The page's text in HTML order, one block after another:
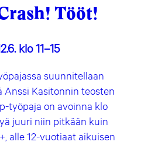
Tööt!
klo 11–15
suunnitellaan
Anssi Kasitonnin teosten
työpaja on avoinna klo
juuri niin pitkään kuin
alle 12-vuotiaat aikuisen